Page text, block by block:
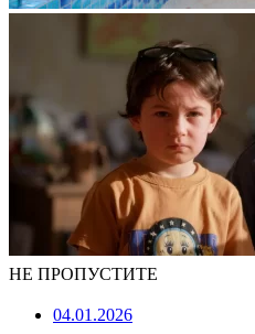
НЕ ПРОПУСТИТЕ
04.01.2026